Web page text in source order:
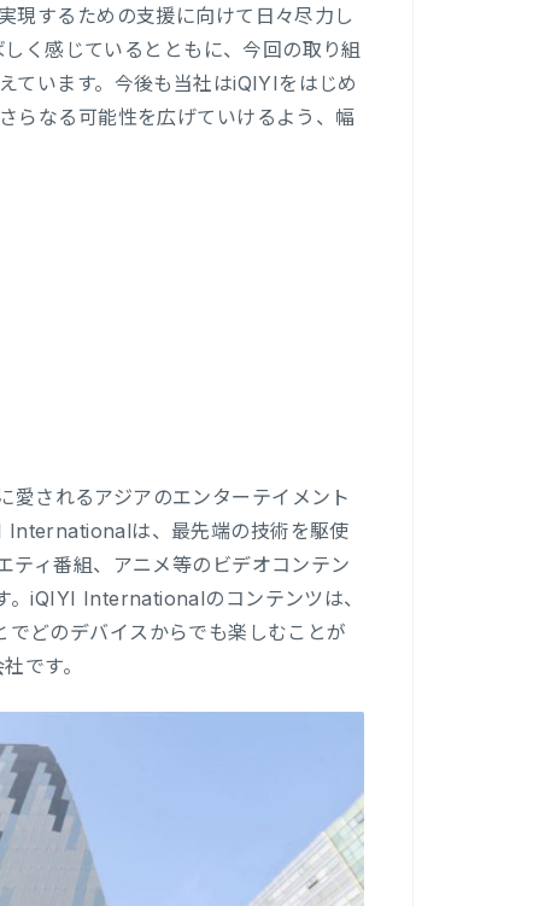
現するための支援に向けて日々尽力し
く感じているとともに、今回の取り組
ています。今後も当社はiQIYIをはじめ
らなる可能性を広げていけるよう、幅
されるアジアのエンターテイメント
Internationalは、最先端の技術を駆使
ティ番組、アニメ等のビデオコンテン
。iQIYI Internationalのコンテンツは、
どのデバイスからでも楽しむことが
です。